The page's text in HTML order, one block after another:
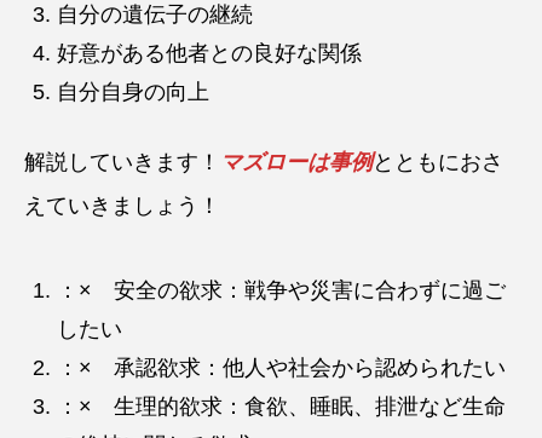
自分の遺伝子の継続
好意がある他者との良好な関係
自分自身の向上
解説していきます！ マズローは事例とともにおさ
えていきましょう！
：× 安全の欲求：戦争や災害に合わずに過ご
したい
：× 承認欲求：他人や社会から認められたい
：× 生理的欲求：食欲、睡眠、排泄など生命